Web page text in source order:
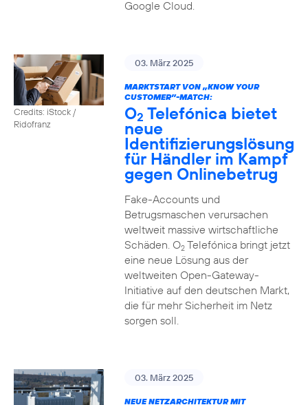
Google Cloud.
Credits: iStock /
Ridofranz
03. März 2025
MARKTSTART VON „KNOW YOUR
CUSTOMER”-MATCH:
O2 Telefónica bietet
neue
Identifizierungslösung
für Händler im Kampf
gegen Onlinebetrug
Fake-Accounts und
Betrugsmaschen verursachen
weltweit massive wirtschaftliche
Schäden. O2Telefónica bringt jetzt
eine neue Lösung aus der
weltweiten Open-Gateway-
Initiative auf den deutschen Markt,
die für mehr Sicherheit im Netz
sorgen soll.
03. März 2025
NEUE NETZARCHITEKTUR MIT